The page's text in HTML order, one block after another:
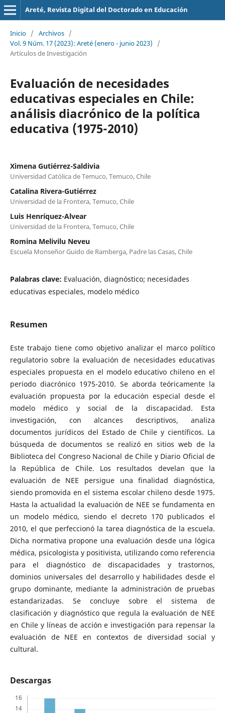
Areté, Revista Digital del Doctorado en Educación
Inicio / Archivos /
Vol. 9 Núm. 17 (2023): Areté (enero - junio 2023)
/
Artículos de Investigación
Evaluación de necesidades
educativas especiales en Chile:
análisis diacrónico de la política
educativa (1975-2010)
Ximena Gutiérrez-Saldivia
Universidad Católica de Temuco, Temuco, Chile
Catalina Rivera-Gutiérrez
Universidad de la Frontera, Temuco, Chile
Luis Henríquez-Alvear
Universidad de la Frontera, Temuco, Chile
Romina Melivilu Neveu
Escuela Monseñor Guido de Ramberga, Padre las Casas, Chile
Palabras clave: Evaluación, diagnóstico; necesidades
educativas especiales, modelo médico
Resumen
Este trabajo tiene como objetivo analizar el marco político
regulatorio sobre la evaluación de necesidades educativas
especiales propuesta en el modelo educativo chileno en el
periodo diacrónico 1975-2010. Se aborda teóricamente la
evaluación propuesta por la educación especial desde el
modelo médico y social de la discapacidad. Esta
investigación, con alcances descriptivos, analiza
documentos jurídicos del Estado de Chile y científicos. La
búsqueda de documentos se realizó en sitios web de la
Biblioteca del Congreso Nacional de Chile y Diario Oficial de
la República de Chile. Los resultados develan que la
evaluación de NEE persigue una finalidad diagnóstica,
siendo promovida en el sistema escolar chileno desde 1975.
Hasta la actualidad la evaluación de NEE se fundamenta en
un modelo médico, siendo el decreto 170 publicados el
2010, el que perfeccionó la tarea diagnóstica de la escuela.
Dicha normativa propone una evaluación desde una lógica
médica, psicologista y positivista, utilizando como referencia
para el diagnóstico de discapacidades y trastornos,
dominios universales del desarrollo y habilidades desde el
grupo dominante, mediante la administración de pruebas
estandarizadas. Se concluye sobre el sistema de
clasificación y diagnóstico que regula la evaluación de NEE
en Chile y líneas de acción e investigación para repensar la
evaluación de NEE en contextos de diversidad social y
cultural.
Descargas